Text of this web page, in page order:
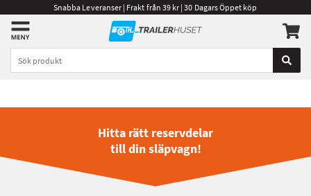
Snabba Leveranser | Frakt från 39 kr | 30 Dagars Öppet köp
Hitta rätt reservdelar
till din släpvagn!